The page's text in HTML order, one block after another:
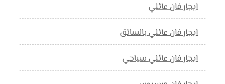
ايجار فان عائلي
ايجار فان عائلي بالسائق
ايجار فان عائلي سياحي